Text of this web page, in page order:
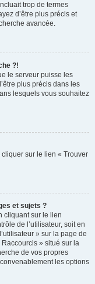
trop de termes
d’être plus précis et
avancée.
?!
le serveur puisse les
plus précis dans les
lesquels vous souhaitez
sur le lien « Trouver
et sujets ?
cliquant sur le lien
de l’utilisateur, soit en
» sur la page de
» situé sur la
de vos propres
les options